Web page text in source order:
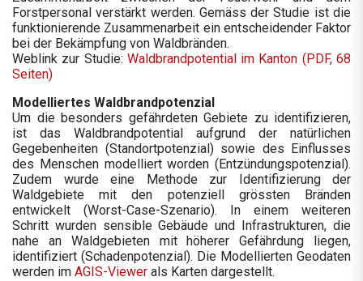
Forstpersonal verstärkt werden. Gemäss der Studie ist die
funktionierende Zusammenarbeit ein entscheidender Faktor
bei der Bekämpfung von Waldbränden.
Weblink zur Studie: Waldbrandpotential im Kanton (PDF, 68
Seiten)
Modelliertes Waldbrandpotenzial
Um die besonders gefährdeten Gebiete zu identifizieren,
ist das Waldbrandpotential aufgrund der natürlichen
Gegebenheiten (Standortpotenzial) sowie des Einflusses
des Menschen modelliert worden (Entzündungspotenzial).
Zudem wurde eine Methode zur Identifizierung der
Waldgebiete mit den potenziell grössten Bränden
entwickelt (Worst-Case-Szenario). In einem weiteren
Schritt wurden sensible Gebäude und Infrastrukturen, die
nahe an Waldgebieten mit höherer Gefährdung liegen,
identifiziert (Schadenpotenzial). Die Modellierten Geodaten
werden im AGIS-Viewer als Karten dargestellt.